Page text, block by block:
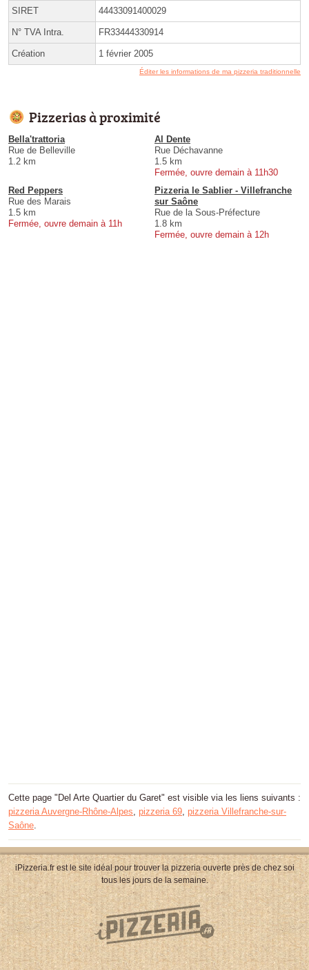
SIRET 44433091400029
N° TVA Intra. FR33444330914
Création 1 février 2005
Éditer les informations de ma pizzeria traditionnelle
Pizzerias à proximité
Bella'trattoria
Rue de Belleville
1.2 km
Al Dente
Rue Déchavanne
1.5 km
Fermée, ouvre demain à 11h30
Red Peppers
Rue des Marais
1.5 km
Fermée, ouvre demain à 11h
Pizzeria le Sablier - Villefranche
sur Saône
Rue de la Sous-Préfecture
1.8 km
Fermée, ouvre demain à 12h
Cette page "Del Arte Quartier du Garet" est visible via les liens suivants :
pizzeria Auvergne-Rhône-Alpes pizzeria 69 pizzeria Villefranche-sur-
Saône
iPizzeria.fr est le site idéal pour trouver la pizzeria ouverte près de chez soi
tous les jours de la semaine.